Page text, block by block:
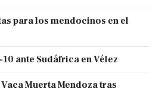
para los mendocinos en el
ante Sudáfrica en Vélez
Muerta Mendoza tras